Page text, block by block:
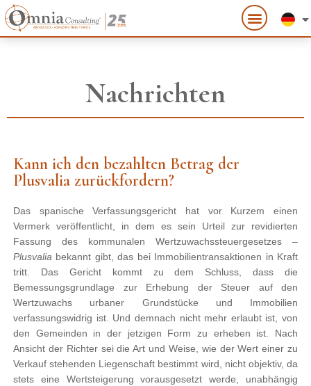
Nachrichten
Kann ich den bezahlten Betrag der
Plusvalia zurückfordern?
Das spanische Verfassungsgericht hat vor Kurzem einen
Vermerk veröffentlicht, in dem es sein Urteil zur revidierten
Fassung des kommunalen Wertzuwachssteuergesetzes –
Plusvalia bekannt gibt, das bei Immobilientransaktionen in Kraft
tritt. Das Gericht kommt zu dem Schluss, dass die
Bemessungsgrundlage zur Erhebung der Steuer auf den
Wertzuwachs urbaner Grundstücke und Immobilien
verfassungswidrig ist. Und demnach nicht mehr erlaubt ist, von
den Gemeinden in der jetzigen Form zu erheben ist. Nach
Ansicht der Richter sei die Art und Weise, wie der Wert einer zu
Verkauf stehenden Liegenschaft bestimmt wird, nicht objektiv, da
stets eine Wertsteigerung vorausgesetzt werde, unabhängig